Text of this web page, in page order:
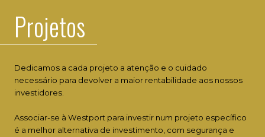
Projetos
Dedicamos a cada projeto a atenção e o cuidado
necessário para devolver a maior rentabilidade aos nossos
investidores.
Associar-se à Westport para investir num projeto específico
é a melhor alternativa de investimento, com segurança e